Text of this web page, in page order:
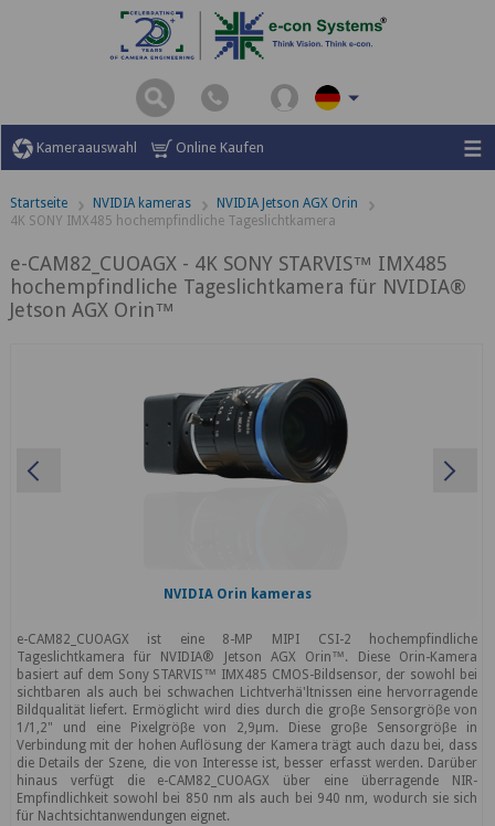
Kameraauswahl Online Kaufen
Startseite NVIDIA kameras
NVIDIA Jetson AGX Orin
4K SONY IMX485 hochempfindliche Tageslichtkamera
e-CAM82_CUOAGX - 4K SONY STARVIS™ IMX485
hochempfindliche Tageslichtkamera für NVIDIA®
Jetson AGX Orin™
NVIDIA Orin kameras
e-CAM82_CUOAGX ist eine 8-MP MIPI CSI-2 hochempfindliche
Tageslichtkamera für NVIDIA® Jetson AGX Orin™. Diese Orin-Kamera
basiert auf dem Sony STARVIS™ IMX485 CMOS-Bildsensor, der sowohl bei
sichtbaren als auch bei schwachen Lichtverhä'ltnissen eine hervorragende
Bildqualität liefert. Ermöglicht wird dies durch die groβe Sensorgröβe von
1/1,2" und eine Pixelgröβe von 2,9μm. Diese groβe Sensorgröβe in
Verbindung mit der hohen Auflösung der Kamera trägt auch dazu bei, dass
die Details der Szene, die von Interesse ist, besser erfasst werden. Darüber
hinaus verfügt die e-CAM82_CUOAGX über eine überragende NIR-
Empfindlichkeit sowohl bei 850 nm als auch bei 940 nm, wodurch sie sich
für Nachtsichtanwendungen eignet.